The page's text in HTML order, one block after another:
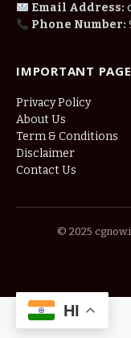
Email Address:
Phone Number:
IMPORTANT
Privacy Policy
About Us
Term & Conditions
Disclaimer
Contact Us
© 2025
HI